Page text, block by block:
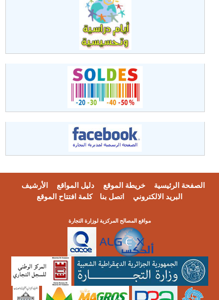
الصفحة الرئيسية خريطة الموقع دليل المواقع
الأرشيف
البريد الالكتروني
اتصل بنا كلمة افتتاح الموقع
مواقع المصالح المركزية لوزارة التجارة